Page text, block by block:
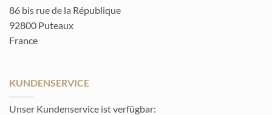
86 bis rue de la République
92800 Puteaux
France
KUNDENSERVICE
Unser Kundenservice ist verfügbar: